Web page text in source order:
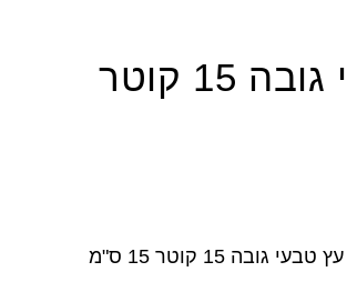
נר ריחני במעמד עץ טבעי גובה 15 קוטר
15 קוטר 15 ס"מ